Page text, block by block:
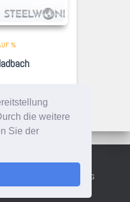
die weitere
Sie der
%
VERSAND & ZAHLUNG